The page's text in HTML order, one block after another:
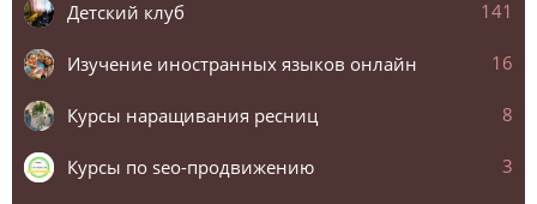
Детский клуб 141
Изучение иностранных языков онлайн 16
Курсы наращивания ресниц 8
Курсы по seo-продвижению 3